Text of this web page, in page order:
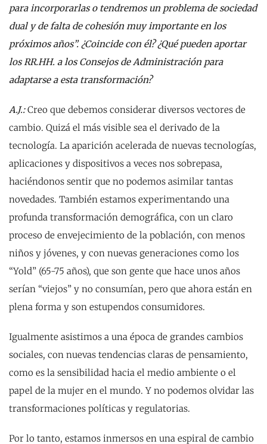
para incorporarlas o tendremos un problema de sociedad
dual y de falta de cohesión muy importante en los
próximos años”. ¿Coincide con él? ¿Qué pueden aportar
los RR.HH. a los Consejos de Administración para
adaptarse a esta transformación?
A.J.:Creo que debemos considerar diversos vectores de
cambio. Quizá el más visible sea el derivado de la
tecnología. La aparición acelerada de nuevas tecnologías,
aplicaciones y dispositivos a veces nos sobrepasa,
haciéndonos sentir que no podemos asimilar tantas
novedades. También estamos experimentando una
profunda transformación demográfica, con un claro
proceso de envejecimiento de la población, con menos
niños y jóvenes, y con nuevas generaciones como los
“Yold” (65-75 años), que son gente que hace unos años
serían “viejos” y no consumían, pero que ahora están en
plena forma y son estupendos consumidores.
Igualmente asistimos a una época de grandes cambios
sociales, con nuevas tendencias claras de pensamiento,
como es la sensibilidad hacia el medio ambiente o el
papel de la mujer en el mundo. Y no podemos olvidar las
transformaciones políticas y regulatorias.
Por lo tanto, estamos inmersos en una espiral de cambio